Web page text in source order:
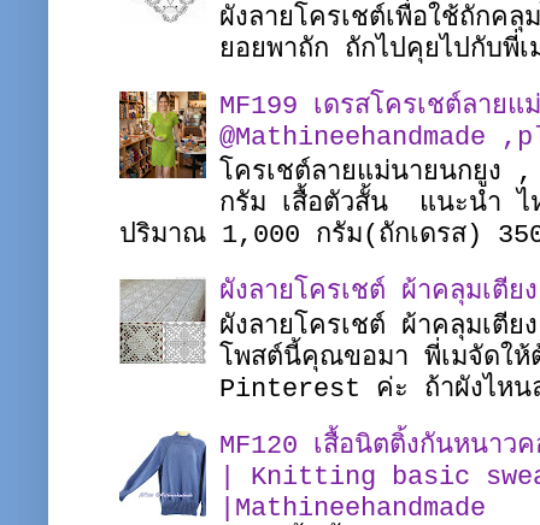
ผังลายโครเชต์เพื่อใช้ถักค
ยอยพาถัก ถักไปคุยไปกั
MF199 เดรสโครเชต์ลายแ
@Mathineehandmade
โครเชต์ลายแม่นายนกยูง
กรัม เสื้อตัวสั้น แนะนำ ไ
ปริมาณ 1,000 กรัม(ถักเดรส)
ผังลายโครเชต์ ผ้าคลุมเ
ผังลายโครเชต์ ผ้าคลุมเ
โพสต์นี้คุณขอมา พี่เมจัดใ
Pinterest ค่ะ ถ้าผังไหน
MF120 เสื้อนิตติ้งกันหนา
| Knitting basic
|Mathineehandmade